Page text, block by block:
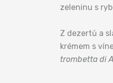
zeleninu s
Z dezertů a
krémem s
trombetta di